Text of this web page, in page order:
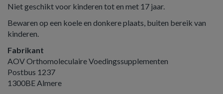
Niet geschikt voor kinderen tot en met 17 jaar.
Bewaren op een koele en donkere plaats, buiten bereik van
kinderen.
Fabrikant
AOV Orthomoleculaire Voedingssupplementen
Postbus 1237
1300BE Almere